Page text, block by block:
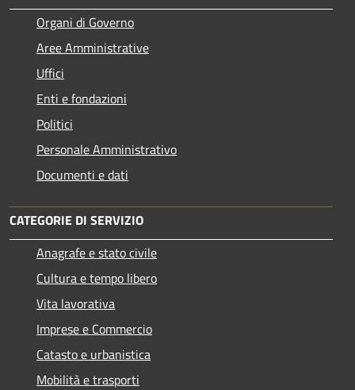
Organi di Governo
Aree Amministrative
Uffici
Enti e fondazioni
Politici
Personale Amministrativo
Documenti e dati
CATEGORIE DI SERVIZIO
Anagrafe e stato civile
Cultura e tempo libero
Vita lavorativa
Imprese e Commercio
Catasto e urbanistica
Mobilità e trasporti